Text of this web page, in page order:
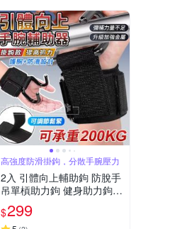
高強度防滑掛鉤，分散手腕壓力
2入 引體向上輔助鉤 防脫手
吊單槓助力鉤 健身助力鉤
單槓護腕勾 硬舉輔助器
$299